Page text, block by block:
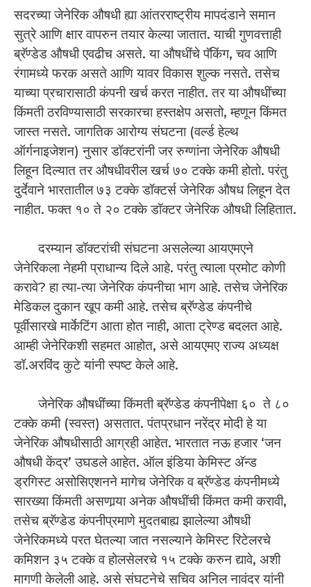
सदरच्या जेनेरिक औषधी ह्या आंतरराष्ट्रीय मापदंडाने समान
सुत्रे आणि क्षार वापरुन तयार केल्या जातात. याची गुणवत्ताही
ब्रॅण्डेड औषधी एवढीच असते. या औषधींचे पॅकिंग, चव आणि
रंगामध्ये फरक असते आणि यावर विकास शुल्क नसते. तसेच
याच्या प्रचारासाठी कंपनी खर्च करत नाहीत. तर या औषधींच्या
किंमती ठरविण्यासाठी सरकारचा हस्तक्षेप असतो, म्हणून किंमत
जास्त नसते. जागतिक आरोग्य संघटना (वर्ल्ड हेल्थ
ऑर्गनाइजेशन) नुसार डॉक्टरांनी जर रुग्णांना जेनेरिक औषधी
लिहून दिल्यात तर औषधीवरील खर्च ७० टक्के कमी होतो. परंतु
दुर्देवाने भारतातील ७३ टक्के डॉक्टर्स जेनेरिक औषध लिहून देत
नाहीत. फक्त १० ते २० टक्के डॉक्टर जेनेरिक औषधी लिहितात.
दरम्यान डॉक्टरांची संघटना असलेल्या आयएमएने
जेनेरिकला नेहमी प्राधान्य दिले आहे. परंतु त्याला प्रमोट कोणी
करावे? हा त्या-त्या जेनेरिक कंपनीचा भाग आहे. तसेच जेनेरिक
मेडिकल दुकान खूप कमी आहे. तसेच ब्रॅण्डेड कंपनीचे
पूर्वीसारखे मार्केटिंग आता होत नाही, आता ट्रेण्ड बदलत आहे.
आम्ही जेनेरिकशी सहमत आहोत, असे आयएमए राज्य अध्यक्ष
डॉ.अरविंद कुटे यांनी स्पष्ट केले आहे.
जेनेरिक औषधींच्या किंमती ब्रॅण्डेड कंपनीपेक्षा ६० ते ८०
टक्के कमी (स्वस्त) असतात. पंतप्रधान नरेंद्र मोदी हे या
जेनेरिक औषधीसाठी आग्रही आहेत. भारतात नऊ हजार ‘जन
औषधी केंद्र’ उघडले आहेत. ऑल इंडिया केमिस्ट अ‍ॅन्ड
ड्रगिस्ट असोसिएशनने मागेच जेनेरिक व ब्रॅण्डेड कंपनीमध्ये
सारख्या किंमती असणार्‍या अनेक औषधींची किंमत कमी करावी,
तसेच ब्रॅण्डेड कंपनीप्रमाणे मुदतबाह्य झालेल्या औषधी
जेनेरिकमध्ये परत घेतल्या जात नसल्याने केमिस्ट रिटेलरचे
कमिशन ३५ टक्के व होलसेलरचे १५ टक्के करुन द्यावे, अशी
मागणी केलेली आहे. असे संघटनेचे सचिव अनिल नावंदर यांनी